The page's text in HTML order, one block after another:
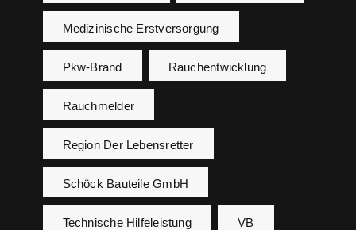
Medizinische Erstversorgung
Pkw-Brand Rauchentwicklung
Rauchmelder
Region Der Lebensretter
Schöck Bauteile GmbH
Technische Hilfeleistung VB